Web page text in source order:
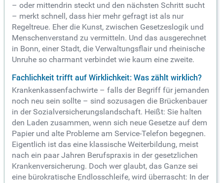
– oder mittendrin steckt und den nächsten Schritt sucht
– merkt schnell, dass hier mehr gefragt ist als nur
Regeltreue. Eher die Kunst, zwischen Gesetzeslogik und
Menschenverstand zu vermitteln. Und das ausgerechnet
in Bonn, einer Stadt, die Verwaltungsflair und rheinische
Unruhe so charmant verbindet wie kaum eine zweite.
Fachlichkeit trifft auf Wirklichkeit: Was zählt wirklich?
Krankenkassenfachwirte – falls der Begriff für jemanden
noch neu sein sollte – sind sozusagen die Brückenbauer
in der Sozialversicherungslandschaft. Heißt: Sie halten
den Laden zusammen, wenn sich neue Gesetze auf dem
Papier und alte Probleme am Service-Telefon begegnen.
Eigentlich ist das eine klassische Weiterbildung, meist
nach ein paar Jahren Berufspraxis in der gesetzlichen
Krankenversicherung. Doch wer glaubt, das Ganze sei
eine bürokratische Endlosschleife, wird überrascht: In der